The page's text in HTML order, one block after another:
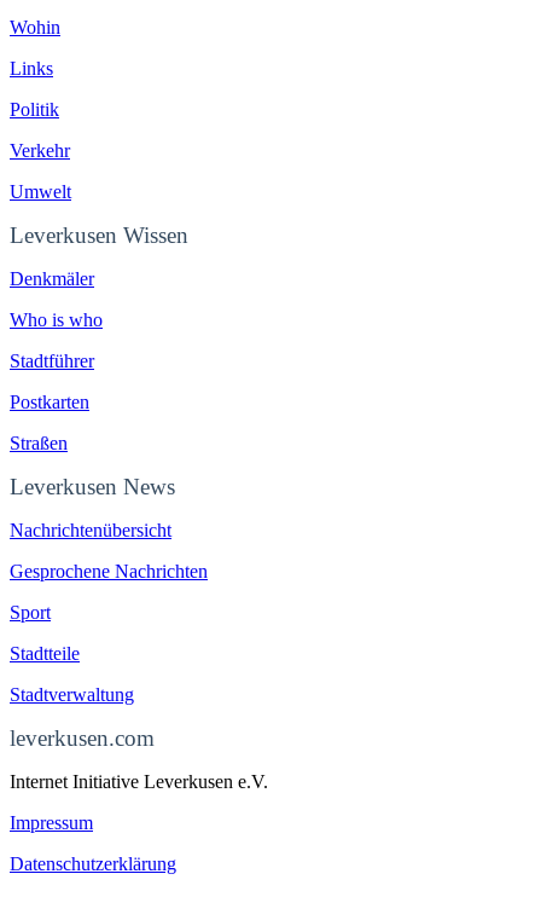
Wohin
Links
Politik
Verkehr
Umwelt
Leverkusen Wissen
Denkmäler
Who is who
Stadtführer
Postkarten
Straßen
Leverkusen News
Nachrichtenübersicht
Gesprochene Nachrichten
Sport
Stadtteile
Stadtverwaltung
leverkusen.com
Internet Initiative Leverkusen e.V.
Impressum
Datenschutzerklärung